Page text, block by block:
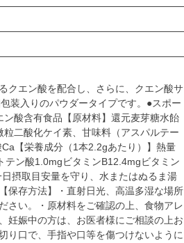
クエン酸を配合し、さらに、クエン酸サ
装入りのパウダータイプです。●スポー
酸含有食品【原材料】還元麦芽糖水飴
二酸化ケイ素、甘味料（アスパルテー
【栄養成分（1本2.2gあたり）】熱量
ン酸1.0mgビタミンB12.4mgビタミン
摂取目安量を守り、水またはぬるま湯
保存方法】・直射日光、高温多湿な場所
さい。・原材料をご確認の上、食物アレ
妊娠中の方は、お医者様にご相談の上お
り口で、手指や口等を傷つけないように